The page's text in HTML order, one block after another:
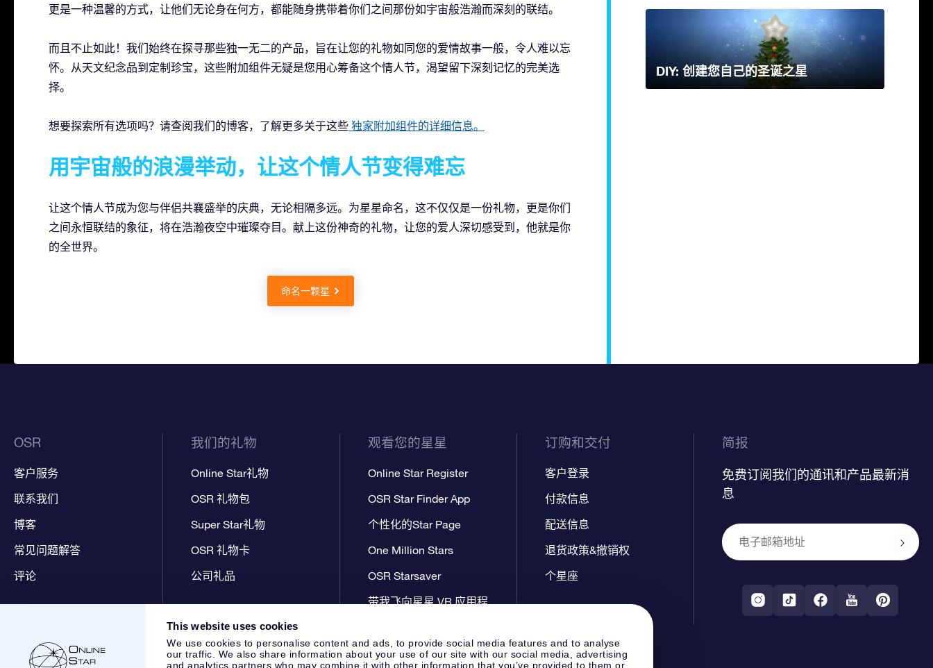
This website uses cookies
We use cookies to personalise content and ads, to provide social media features and to analyse
our traffic. We also share information about your use of our site with our social media, advertising
and analytics partners who may combine it with other information that you’ve provided to them or
更是一种温馨的方式，让他们无论身在何方，都能随身携带着你们之间那份如宇宙般浩瀚而深刻的联结。
而且不止如此！我们始终在探寻那些独一无二的产品，旨在让您的礼物如同您的爱情故事一般，令人难以忘
怀。从天文纪念品到定制珍宝，这些附加组件无疑是您用心筹备这个情人节，渴望留下深刻记忆的完美选
择。
想要探索所有选项吗？请查阅我们的博客，了解更多关于这些 独家附加组件的详细信息。
用宇宙般的浪漫举动，让这个情人节变得难忘
让这个情人节成为您与伴侣共襄盛举的庆典，无论相隔多远。为星星命名，这不仅仅是一份礼物，更是你们
之间永恒联结的象征，将在浩瀚夜空中璀璨夺目。献上这份神奇的礼物，让您的爱人深切感受到，他就是你
的全世界。
命名一颗星
DIY: 创建您自己的圣诞之星
OSR
客户服务
联系我们
博客
常见问题解答
评论
我们的礼物
Online Star礼物
OSR 礼物包
Super Star礼物
OSR 礼物卡
公司礼品
观看您的星星
Online Star Register
OSR Star Finder App
个性化的Star Page
One Million Stars
OSR Starsaver
带我飞向星星 VR 应用程
订购和交付
客户登录
付款信息
配送信息
退货政策&撤销权
个星座
简报
免费订阅我们的通讯和产品最新消
息